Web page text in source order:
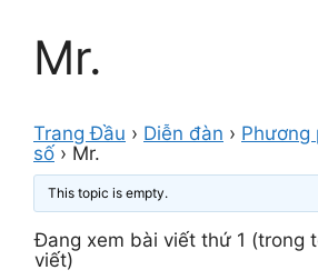
Mr.
Trang Đầu › Diễn đàn › Phương
số › Mr.
This topic is empty.
Đang xem bài viết thứ 1 (trong
viết)